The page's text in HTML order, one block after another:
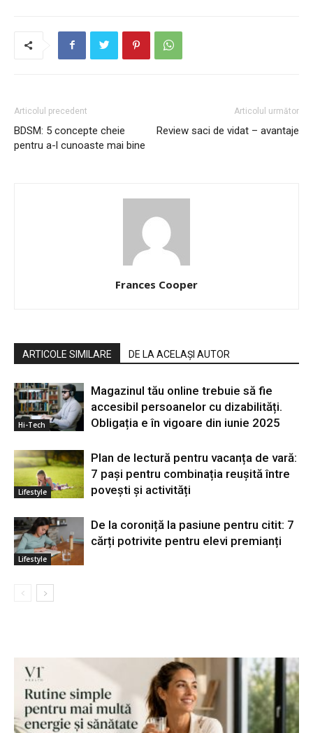
Articolul precedent
BDSM: 5 concepte cheie
pentru a-l cunoaste mai bine
Articolul următor
Review saci de vidat – avantaje
Frances Cooper
ARTICOLE SIMILARE DE LA ACELAȘI AUTOR
Hi-Tech
Magazinul tău online trebuie să fie
accesibil persoanelor cu dizabilități.
Obligația e în vigoare din iunie 2025
Lifestyle
Plan de lectură pentru vacanța de vară:
7 pași pentru combinația reușită între
povești și activități
Lifestyle
De la coroniță la pasiune pentru citit: 7
cărți potrivite pentru elevi premianți